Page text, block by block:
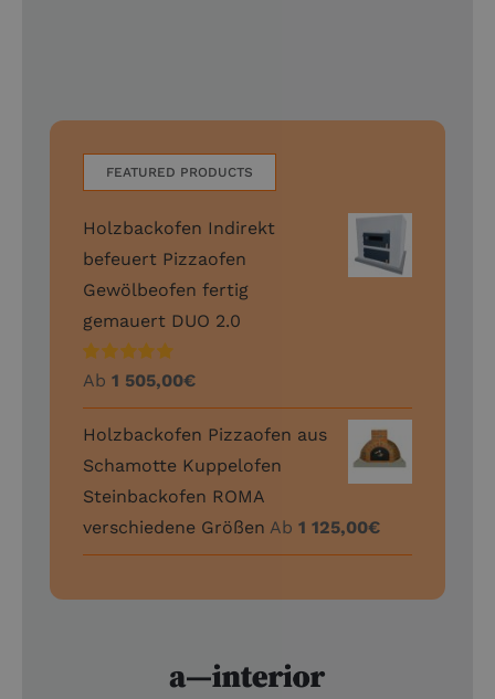
FEATURED PRODUCTS
Holzbackofen Indirekt
befeuert Pizzaofen
Gewölbeofen fertig
gemauert DUO 2.0
Bewertet
Ab1 505,00€
Holzbackofen Pizzaofen aus
Schamotte Kuppelofen
Steinbackofen ROMA
verschiedene Größen Ab1 125,00€